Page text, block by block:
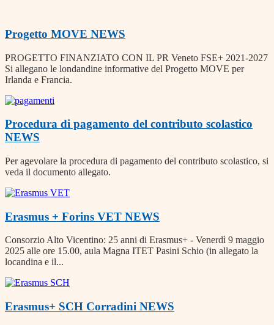
Progetto MOVE NEWS
PROGETTO FINANZIATO CON IL PR Veneto FSE+ 2021-2027
Si allegano le londandine informative del Progetto MOVE per
Irlanda e Francia.
Procedura di pagamento del contributo scolastico
NEWS
Per agevolare la procedura di pagamento del contributo scolastico, si
veda il documento allegato.
Erasmus + Forins VET NEWS
Consorzio Alto Vicentino: 25 anni di Erasmus+ - Venerdì 9 maggio
2025 alle ore 15.00, aula Magna ITET Pasini Schio (in allegato la
locandina e il...
Erasmus+ SCH Corradini NEWS